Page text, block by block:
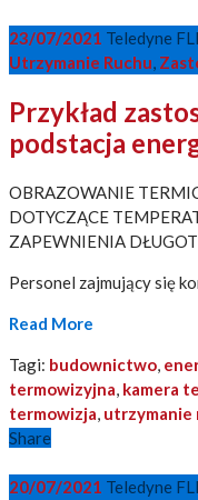
23/07/2021 Teledyne
Utrzymanie Ruchu,
Przykład
podstacja
OBRAZOWANIE
DOTYCZĄCE
ZAPEWNIENIA
Personel zajmujący się
Read More
Tagi: budownictwo,
termowizyjna, kamera
termowizja, utrzymanie
Share
20/07/2021 Teledyne